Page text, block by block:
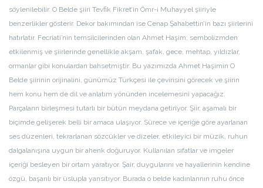
söylenilebilir. O Belde şiiri Tevfik Fikret’in Ömr-i Muhayyel şiiriyle
benzerlikler gösterir. Dekor bakımından ise Cenap Şahabettin’in bazı şiirlerini
hatırlatır. Fecriati’nin temsilcilerinden olan Ahmet Haşim, sembolizmden
etkilenmiş ve şiirlerinde genellikle akşam, şafak, gece, mehtap, yıldızlar,
ormanlar gibi konulardan bahsetmiştir. Bu yazımızda Ahmet Haşimin O
Belde şiirinin orijinalini, günümüz Türkçesi ile çevirisini görecek ve şiirin
hem konu hem de dil ve anlatım yönünden incelemesini yapacağız.
Parçaların birleşmesi tutarlı bir bütün meydana getiriyor. Şiir, aşamalı bir
biçimde gelişerek belli bir amaca ulaşıyor. Sürece ve içeriğe göre ayarlanan
ses düzenleri, tekrarlanan sözcükler ve dizeler, etkileyici bir müzik, ruhun
dalgalanışına uygun bir ahenk doğuruyor. Kullanılan sıfatlar ve imgeler
içeriği besleyen bir ortam yaratıyor. Şair, duygularını ve hayallerinin kendine
özgü, başarılı bir üslupla yansıtıyor. Burada o belde kadınlarının ruhu önce